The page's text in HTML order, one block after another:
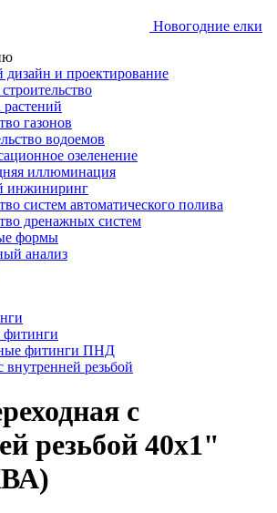
Новогодние елки
и проектирование
газонов
водоемов
озеленение
иллюминация
инжиниринг
систем автоматического полива
дренажных систем
формы
анализ
фитинги ПНД
резьбой
с
резьбой 40х1"